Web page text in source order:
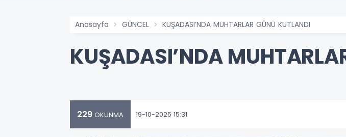
Anasayfa GÜNCEL KUŞADASI’NDA MUHTARLAR GÜNÜ KUTLANDI
KUŞADASI’NDA
229 OKUNMA 19-10-2025 15:31